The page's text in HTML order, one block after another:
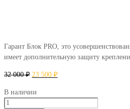
Гарант Блок PRO, это
имеет дополнительную защиту
32 000₽ 23 500 ₽
В наличии
Блокиратор